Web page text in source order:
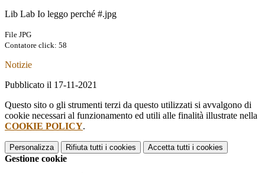
Lib Lab Io leggo perché #.jpg
File JPG
Contatore click: 58
Notizie
Pubblicato il 17-11-2021
Questo sito o gli strumenti terzi da questo utilizzati si avvalgono di
cookie necessari al funzionamento ed utili alle finalità illustrate nella
COOKIE POLICY.
Personalizza Rifiuta tutti i cookies Accetta tutti i cookies
Gestione cookie